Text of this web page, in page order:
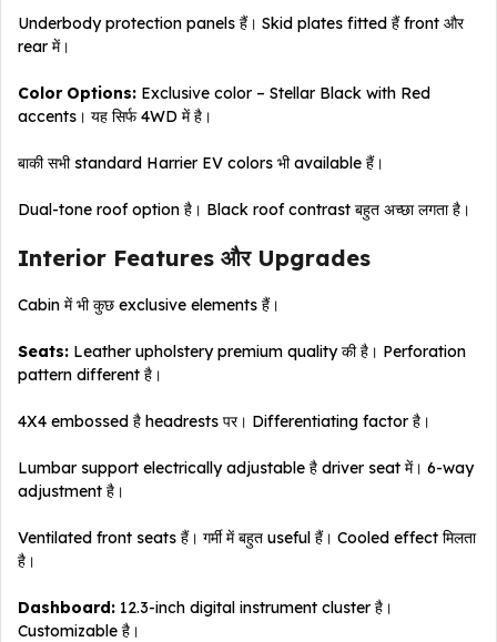
Underbody protection panels हैं। Skid plates fitted हैं front और
rear में।
Color Options: Exclusive color – Stellar Black with Red
accents। यह सिर्फ 4WD में है।
बाकी सभी standard Harrier EV colors भी available हैं।
Dual-tone roof option है। Black roof contrast बहुत अच्छा लगता है।
Interior Features और Upgrades
Cabin में भी कुछ exclusive elements हैं।
Seats: Leather upholstery premium quality की है। Perforation
pattern different है।
4X4 embossed है headrests पर। Differentiating factor है।
Lumbar support electrically adjustable है driver seat में। 6-way
adjustment है।
Ventilated front seats हैं। गर्मी में बहुत useful हैं। Cooled effect मिलता
है।
Dashboard: 12.3-inch digital instrument cluster है।
Customizable है।